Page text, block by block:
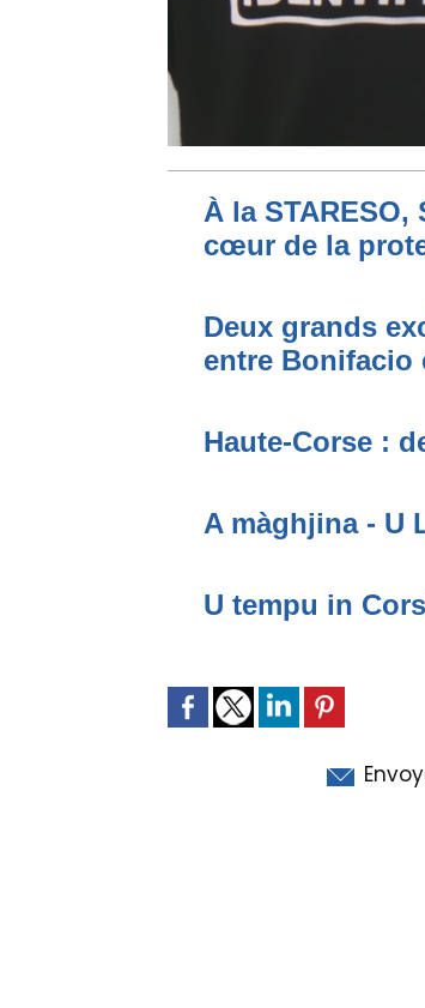
À la
cœur de la
Deux grands
entre Bonifacio
Haute-Corse :
A màghjina - U
U tempu in